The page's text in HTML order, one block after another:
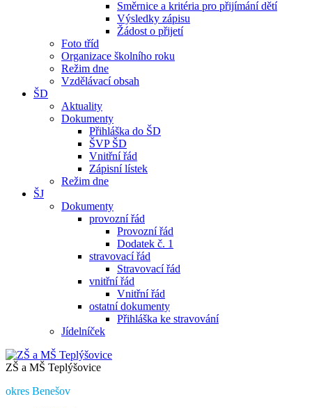
Směrnice a kritéria pro přijímání dětí
Výsledky zápisu
Žádost o přijetí
Foto tříd
Organizace školního roku
Režim dne
Vzdělávací obsah
ŠD
Aktuality
Dokumenty
Přihláška do ŠD
ŠVP ŠD
Vnitřní řád
Zápisní lístek
Režim dne
ŠJ
Dokumenty
provozní řád
Provozní řád
Dodatek č. 1
stravovací řád
Stravovací řád
vnitřní řád
Vnitřní řád
ostatní dokumenty
Přihláška ke stravování
Jídelníček
ZŠ a MŠ Teplýšovice
okres Benešov